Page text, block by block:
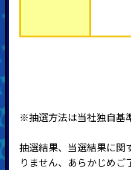
※抽選方法は当社独自基
抽選結果、当選結果に関
りません、あらかじめご